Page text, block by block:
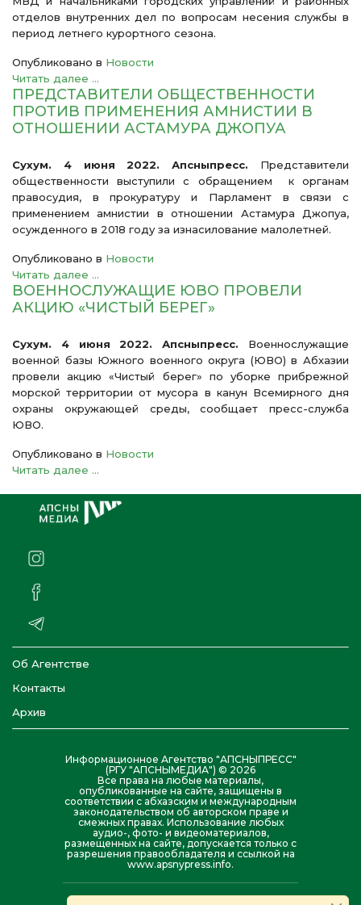
отделов внутренних дел по вопросам несения службы в
период летнего курортного сезона.
Опубликовано в Новости
Читать далее ...
ПРЕДСТАВИТЕЛИ ОБЩЕСТВЕННОСТИ
ПРОТИВ ПРИМЕНЕНИЯ АМНИСТИИ В
ОТНОШЕНИИ АСТАМУРА ДЖОПУА
Сухум. 4 июня 2022. Апсныпресс.
Представители
общественности выступили с обращением к органам
правосудия, в прокуратуру и Парламент в связи с
применением амнистии в отношении Астамура Джопуа,
осужденного в 2018 году за изнасилование малолетней.
Опубликовано в Новости
Читать далее ...
ВОЕННОСЛУЖАЩИЕ ЮВО ПРОВЕЛИ
АКЦИЮ «ЧИСТЫЙ БЕРЕГ»
Сухум. 4 июня 2022. Апсныпресс. Военнослужащие
военной базы Южного военного округа (ЮВО) в Абхазии
провели акцию «Чистый берег» по уборке прибрежной
морской территории от мусора в канун Всемирного дня
охраны окружающей среды, сообщает пресс-служба
ЮВО.
Опубликовано в Новости
Читать далее ...
Об Агентстве
Контакты
Архив
Информационное Агентство "АПСНЫПРЕСС"
(РГУ "АПСНЫМЕДИА") © 2026
Все права на любые материалы,
опубликованные на сайте, защищены в
соответствии с абхазским и международным
законодательством об авторском праве и
смежных правах. Использование любых
аудио-, фото- и видеоматериалов,
размещенных на сайте, допускается только с
разрешения правообладателя и ссылкой на
www.apsnypress.info.